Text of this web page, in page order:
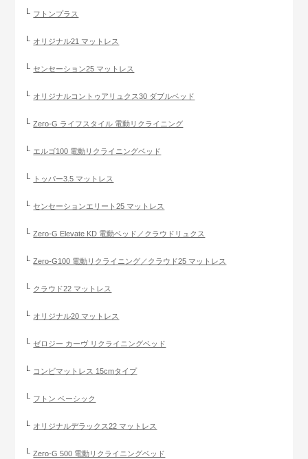
フトンプラス
オリジナル21 マットレス
センセーション25 マットレス
オリジナルコントゥアリュクス30 ダブルベッド
Zero-G ライフスタイル 電動リクライニング
エルゴ100 電動リクライニングベッド
トッパー3.5 マットレス
センセーションエリート25 マットレス
Zero-G Elevate KD 電動ベッド／クラウドリュクス
Zero-G100 電動リクライニング／クラウド25 マットレス
クラウド22 マットレス
オリジナル20 マットレス
ゼロジー カーヴ リクライニングベッド
コンビマットレス 15cmタイプ
フトン ベーシック
オリジナルデラックス22 マットレス
Zero-G 500 電動リクライニングベッド